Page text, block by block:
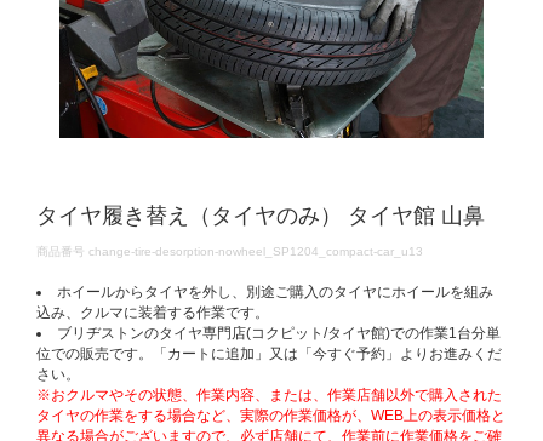
タイヤ履き替え（タイヤのみ） タイヤ館 山鼻
DETAILS
商品番号 change-tire-desorption-nowheel_SP1204_compact-car_u13
ホイールからタイヤを外し、別途ご購入のタイヤにホイールを組み
込み、クルマに装着する作業です。
ブリヂストンのタイヤ専門店(コクピット/タイヤ館)での作業1台分単
位での販売です。「カートに追加」又は「今すぐ予約」よりお進みくだ
さい。
※おクルマやその状態、作業内容、または、作業店舗以外で購入された
タイヤの作業をする場合など、実際の作業価格が、WEB上の表示価格と
異なる場合がございますので、必ず店舗にて、作業前に作業価格をご確